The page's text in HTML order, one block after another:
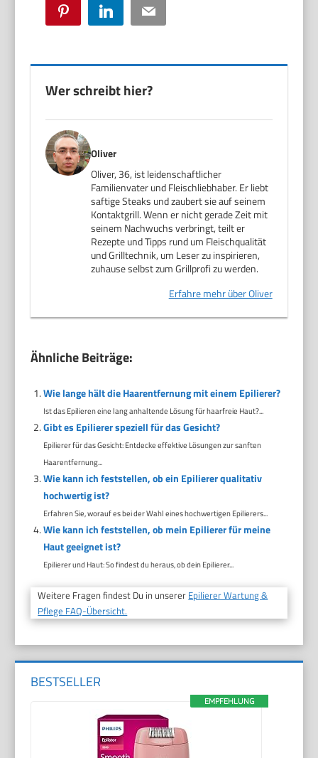
Pinterest LinkedIn Email
Wer schreibt hier?
Oliver
Oliver, 36, ist leidenschaftlicher
Familienvater und Fleischliebhaber. Er liebt
saftige Steaks und zaubert sie auf seinem
Kontaktgrill. Wenn er nicht gerade Zeit mit
seinem Nachwuchs verbringt, teilt er
Rezepte und Tipps rund um Fleischqualität
und Grilltechnik, um Leser zu inspirieren,
zuhause selbst zum Grillprofi zu werden.
Erfahre mehr über Oliver
Ähnliche Beiträge:
Wie lange hält die Haarentfernung mit einem Epilierer?
Ist das Epilieren eine lang anhaltende Lösung für haarfreie Haut?...
Gibt es Epilierer speziell für das Gesicht?
Epilierer für das Gesicht: Entdecke effektive Lösungen zur sanften
Haarentfernung...
Wie kann ich feststellen, ob ein Epilierer qualitativ
hochwertig ist?
Erfahren Sie, worauf es bei der Wahl eines hochwertigen Epilierers...
Wie kann ich feststellen, ob mein Epilierer für meine
Haut geeignet ist?
Epilierer und Haut: So findest du heraus, ob dein Epilierer...
Weitere Fragen findest Du in unserer Epilierer Wartung &
Pflege FAQ-Übersicht.
BESTSELLER
EMPFEHLUNG